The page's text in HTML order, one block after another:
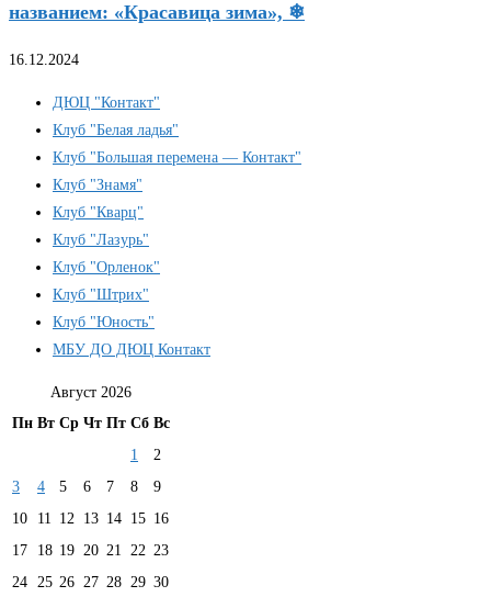
названием: «Красавица зима», ❄
16.12.2024
ДЮЦ "Контакт"
Клуб "Белая ладья"
Клуб "Большая перемена — Контакт"
Клуб "Знамя"
Клуб "Кварц"
Клуб "Лазурь"
Клуб "Орленок"
Клуб "Штрих"
Клуб "Юность"
МБУ ДО ДЮЦ Контакт
Август 2026
Пн Вт Ср Чт Пт Сб Вс
1
2
3
4 5 6 7 8
9
10
11 12 13 14 15 16
17
18 19 20 21 22 23
24 25 26 27 28 29 30